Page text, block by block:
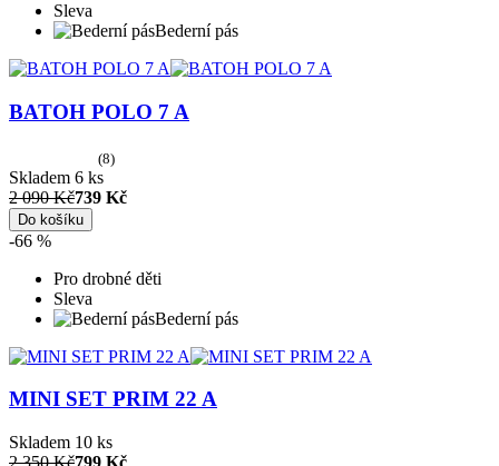
Sleva
Bederní pás
BATOH POLO 7 A
(8)
Skladem 6 ks
2 090 Kč739 Kč
Do košíku
-66 %
Pro drobné děti
Sleva
Bederní pás
MINI SET PRIM 22 A
Skladem 10 ks
2 350 Kč799 Kč